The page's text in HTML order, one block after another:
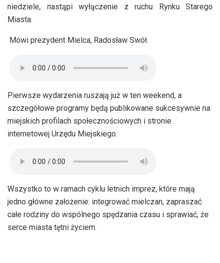
niedziele, nastąpi wyłączenie z ruchu Rynku Starego
Miasta.
Mówi prezydent Mielca, Radosław Swół.
Pierwsze wydarzenia ruszają już w ten weekend, a
szczegółowe programy będą publikowane sukcesywnie na
miejskich profilach społecznościowych i stronie
internetowej Urzędu Miejskiego.
Wszystko to w ramach cyklu letnich imprez, które mają
jedno główne założenie: integrować mielczan, zapraszać
całe rodziny do wspólnego spędzania czasu i sprawiać, że
serce miasta tętni życiem.